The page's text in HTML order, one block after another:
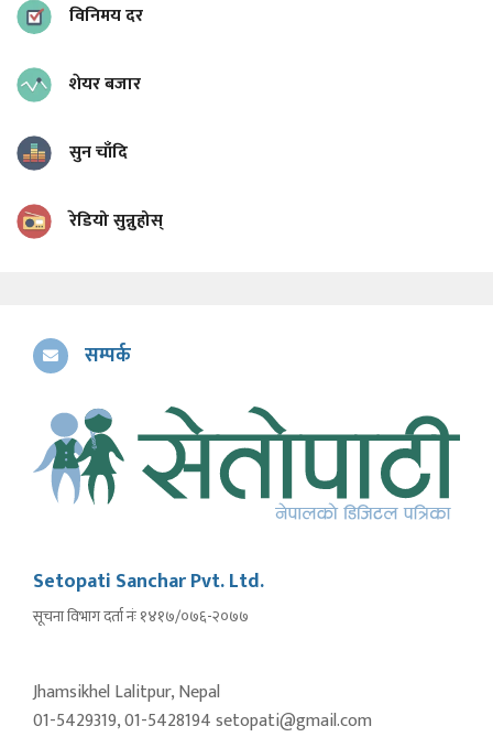
विनिमय दर
शेयर बजार
सुन चाँदि
रेडियो सुन्नुहोस्
सम्पर्क
Setopati Sanchar Pvt. Ltd.
सूचना विभाग दर्ता नंः १४१७/०७६-२०७७
Jhamsikhel Lalitpur, Nepal
01-5429319, 01-5428194 setopati@gmail.com